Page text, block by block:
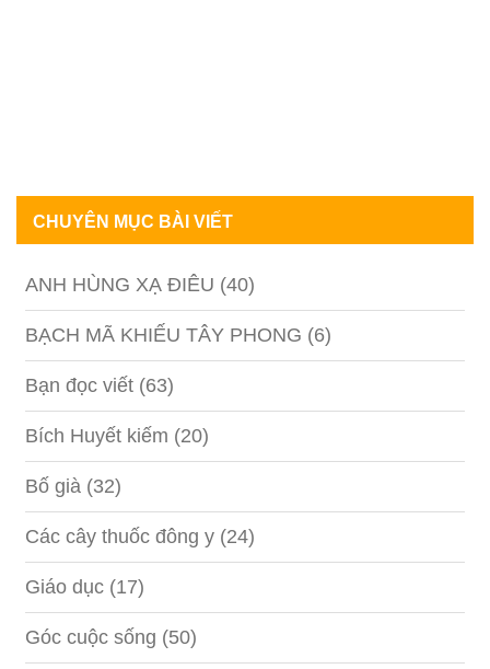
CHUYÊN MỤC BÀI VIẾT
ANH HÙNG XẠ ĐIÊU (40)
BẠCH MÃ KHIẾU TÂY PHONG (6)
Bạn đọc viết (63)
Bích Huyết kiếm (20)
Bố già (32)
Các cây thuốc đông y (24)
Giáo dục (17)
Góc cuộc sống (50)